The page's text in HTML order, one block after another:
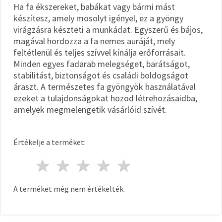
Ha fa ékszereket, babákat vagy bármi mást
készítesz, amely mosolyt igényel, ez a gyöngy
virágzásra készteti a munkádat. Egyszerű és bájos,
magával hordozza a fa nemes auráját, mely
feltétlenül és teljes szívvel kínálja erőforrásait.
Minden egyes fadarab melegséget, barátságot,
stabilitást, biztonságot és családi boldogságot
áraszt. A természetes fa gyöngyök használatával
ezeket a tulajdonságokat hozod létrehozásaidba,
amelyek megmelengetik vásárlóid szívét.
Értékelje a terméket:
4 csillagok
3 csillagok
2 csillagok
1 csillag
A terméket még nem értékelték.